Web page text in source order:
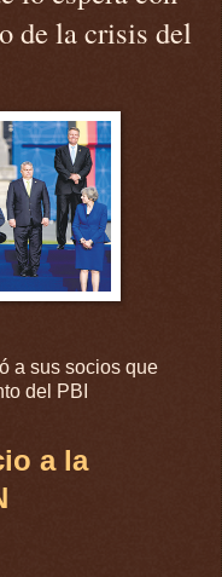
de la crisis del
a sus socios que
del PBI
a la